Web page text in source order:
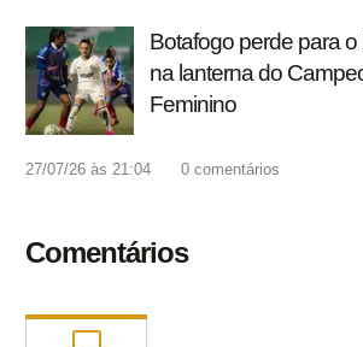
Botafogo perde para
na lanterna do
Feminino
27/07/26 às 21:04 0 comentários
Comentários